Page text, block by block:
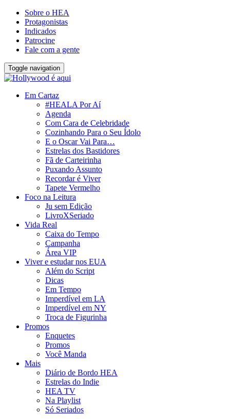
Sobre o HEA
Protagonistas
Indicados
Patrocine
Fale com a gente
Toggle navigation
Em Cartaz
#HEALA Por Aí
Agenda
Com Cara de Celebridade
Cozinhando Para o Seu Ídolo
E o Oscar Vai Para…
Estrelas dos Bastidores
Fã de Carteirinha
Puxando Assunto
Recordar é Viver
Tapete Vermelho
Foco na Leitura
Ju sem Edição
LivroXSeriado
Vida Real
Caixa do Tempo
Campanha
Área VIP
Viver e estudar nos EUA
Além do Script
Dicas
Em Tempo
Imperdível em LA
Imperdível em NY
Troca de Figurinha
Promos
Enquetes
Promos
Você Manda
Mais
Diário de Bordo HEA
Estrelas do Indie
HEA TV
Na Playlist
Só Seriados